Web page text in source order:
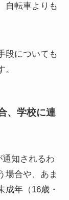
自転車よりも
段についても
、学校に連
知されるわ
場合や、あま
成年（16歳・